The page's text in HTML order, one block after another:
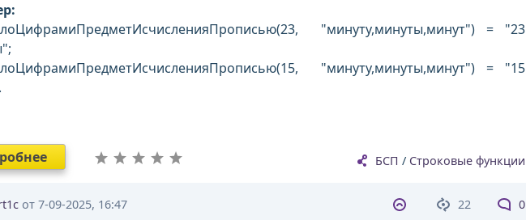
"минуту,минуты,минут") = "23
"минуту,минуты,минут") = "15
БСП / Строковые функции
22 0
от 7-09-2025, 16:47